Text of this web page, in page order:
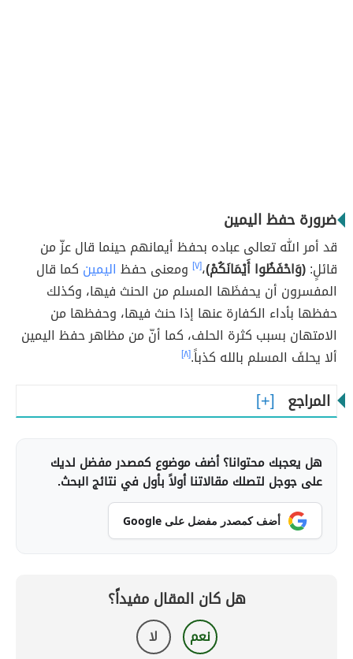
ضرورة حفظ اليمين
قد أمر الله تعالى عباده بحفظ أيمانهم حينما قال عزّ من
قائلٍ:(وَاحْفَظُوا أَيْمَانَكُمْ)،[٧] ومعنى حفظ اليمين كما قال
المفسرون أن يحفظَها المسلم من الحنث فيها، وكذلك
حفظها بأداء الكفارة عنها إذا حنث فيها، وحفظها من
الامتهان بسبب كثرة الحلف، كما أنّ من مظاهر حفظ اليمين
ألا يحلفَ المسلم بالله كذباً.[٨]
المراجع
هل يعجبك محتوانا؟ أضف موضوع كمصدر مفضل لديك
على جوجل لتصلك مقالاتنا أولاً بأول في نتائج البحث.
أضف كمصدر مفضل على Google
هل كان المقال مفيداً؟
نعم لا